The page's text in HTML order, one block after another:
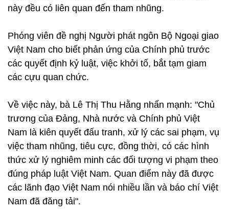
này đều có liên quan đến tham nhũng.
Phóng viên đề nghị Người phát ngôn Bộ Ngoại giao
Việt Nam cho biết phản ứng của Chính phủ trước
các quyết định kỷ luật, việc khởi tố, bắt tạm giam
các cựu quan chức.
Về việc này, bà Lê Thị Thu Hằng nhấn mạnh: "Chủ
trương của Đảng, Nhà nước và Chính phủ Việt
Nam là kiên quyết đấu tranh, xử lý các sai phạm, vụ
việc tham nhũng, tiêu cực, đồng thời, có các hình
thức xử lý nghiêm minh các đối tượng vi phạm theo
đúng pháp luật Việt Nam. Quan điểm này đã được
các lãnh đạo Việt Nam nói nhiều lần và báo chí Việt
Nam đã đăng tải".